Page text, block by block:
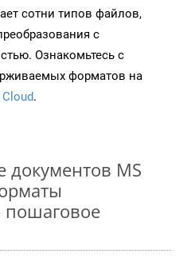
сотни типов файлов,
с
Ознакомьтесь с
форматов на
.
документов MS